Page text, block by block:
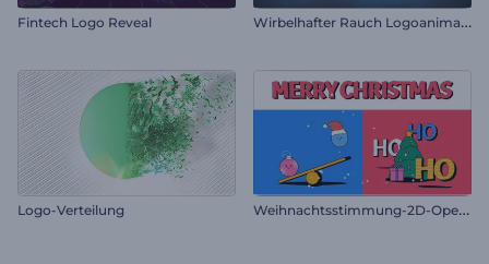
Fintech Logo Reveal W
irbelhafter Rauch Logoanimation
Logo-Verteilung W
eihnachtsstimmung-2D-Opener